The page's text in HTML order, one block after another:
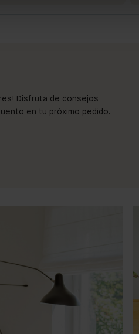
Disfruta de consejos
en tu próximo pedido.